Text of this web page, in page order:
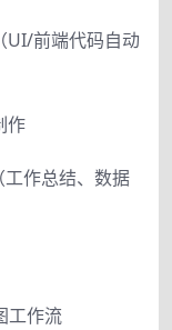
UI/前端代码自动
作
作总结、数据
工作流